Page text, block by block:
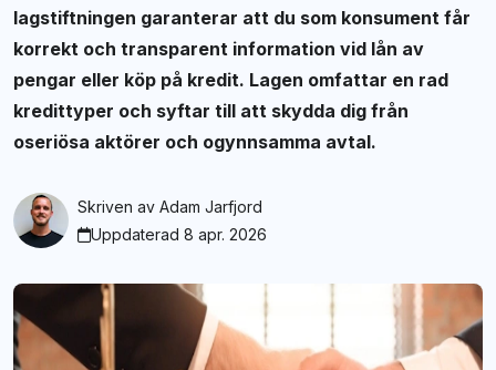
lagstiftningen garanterar att du som konsument får
korrekt och transparent information vid lån av
pengar eller köp på kredit. Lagen omfattar en rad
kredittyper och syftar till att skydda dig från
oseriösa aktörer och ogynnsamma avtal.
Skriven av Adam Jarfjord
Uppdaterad 8 apr. 2026